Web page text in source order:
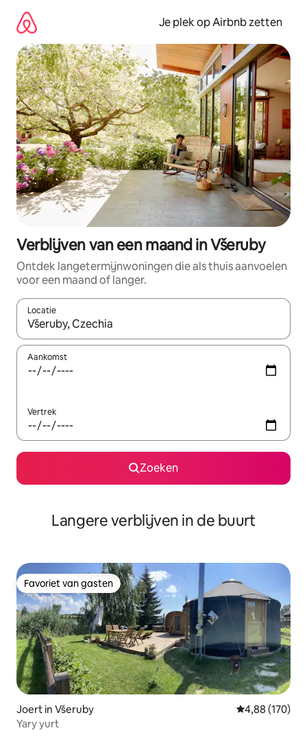
direct
naar
inhoud
Je plek op Airbnb zetten
Verblijven van een maand in Všeruby
Ontdek langetermijnwoningen die als thuis aanvoelen
voor een maand of langer.
Locatie
Wanneer er resultaten beschikbaar zijn, maak je een keuze
Aankomst
Vertrek
Zoeken
Langere verblijven in de buurt
Favoriet van gasten
Favoriet van gasten
Joert in Všeruby Gemiddelde
4,88 (170)
Yary yurt